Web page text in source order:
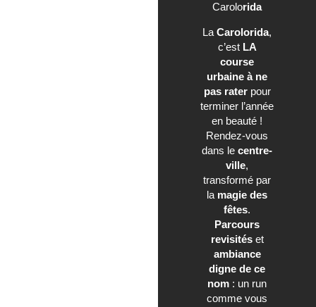
Carolorida
La Carolorida,
c’est LA
course
urbaine à ne
pas raterpour
terminer l’année
en beauté !
Rendez-vous
dans le centre-
ville,
transformé par
la magie des
fêtes.
Parcours
revisitéset
ambiance
digne de ce
nom : un run
comme vous